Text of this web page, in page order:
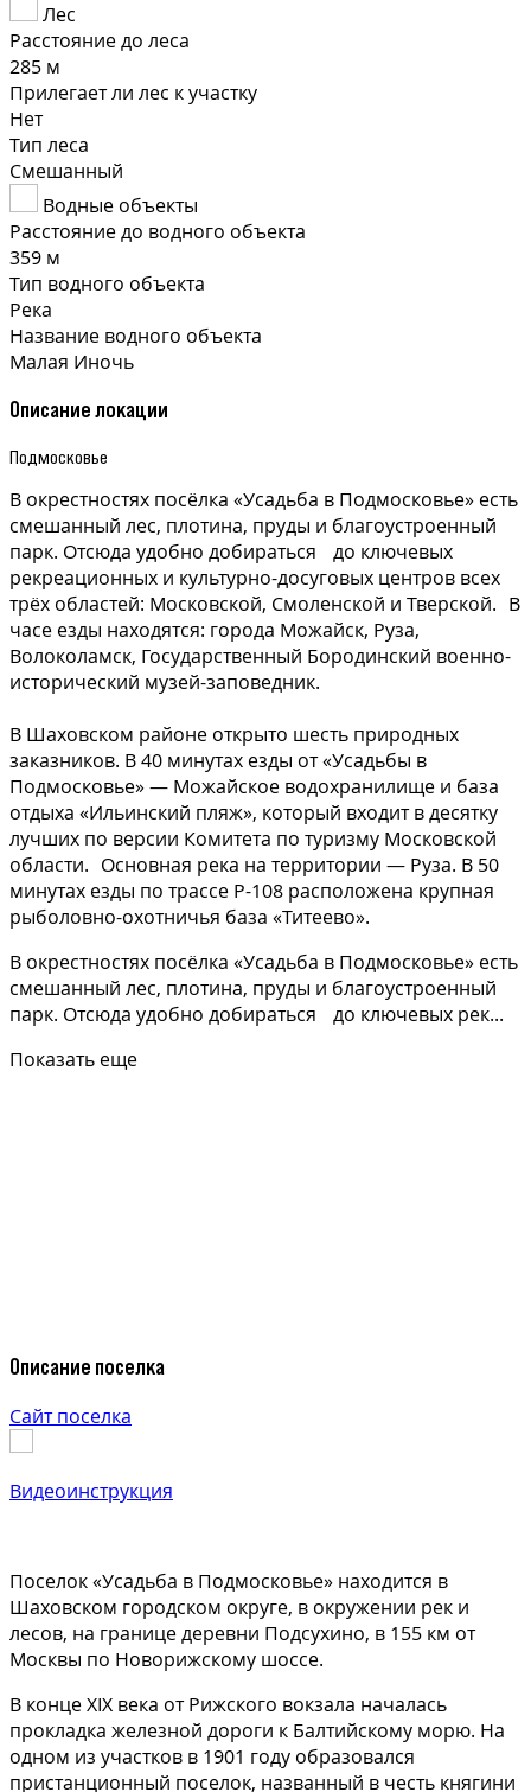
Лес
Расстояние до леса
285 м
Прилегает ли лес к участку
Нет
Тип леса
Смешанный
Водные объекты
Расстояние до водного объекта
359 м
Тип водного объекта
Река
Название водного объекта
Малая Иночь
Описание локации
Подмосковье
В окрестностях посёлка «Усадьба в Подмосковье» есть
смешанный лес, плотина, пруды и благоустроенный
парк. Отсюда удобно добираться до ключевых
рекреационных и культурно-досуговых центров всех
трёх областей: Московской, Смоленской и Тверской. В
часе езды находятся: города Можайск, Руза,
Волоколамск, Государственный Бородинский военно-
исторический музей-заповедник.
В Шаховском районе открыто шесть природных
заказников. В 40 минутах езды от «Усадьбы в
Подмосковье» — Можайское водохранилище и база
отдыха «Ильинский пляж», который входит в десятку
лучших по версии Комитета по туризму Московской
области. Основная река на территории — Руза. В 50
минутах езды по трассе Р-108 расположена крупная
рыболовно-охотничья база «Титеево».
В окрестностях посёлка «Усадьба в Подмосковье» есть
смешанный лес, плотина, пруды и благоустроенный
парк. Отсюда удобно добираться до ключевых рек...
Показать еще
Описание поселка
Сайт поселка
Видеоинструкция
Поселок «Усадьба в Подмосковье» находится в
Шаховском городском округе, в окружении рек и
лесов, на границе деревни Подсухино, в 155 км от
Москвы по Новорижскому шоссе.
В конце XIX века от Рижского вокзала началась
прокладка железной дороги к Балтийскому морю. На
одном из участков в 1901 году образовался
пристанционный поселок, названный в честь княгини